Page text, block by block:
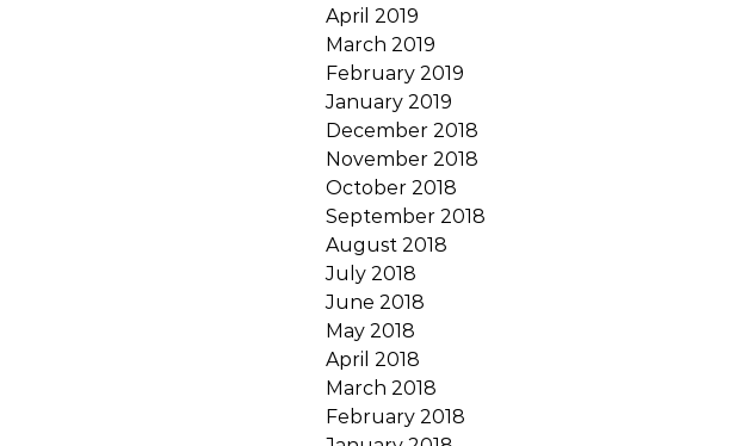
April 2019
March 2019
February 2019
January 2019
December 2018
November 2018
October 2018
September 2018
August 2018
July 2018
June 2018
May 2018
April 2018
March 2018
February 2018